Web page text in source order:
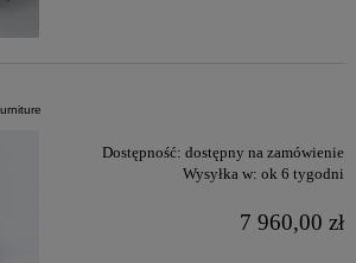
Dostępność: dostępny na zamówienie
Wysyłka w: ok 6 tygodni
7 960,00 zł